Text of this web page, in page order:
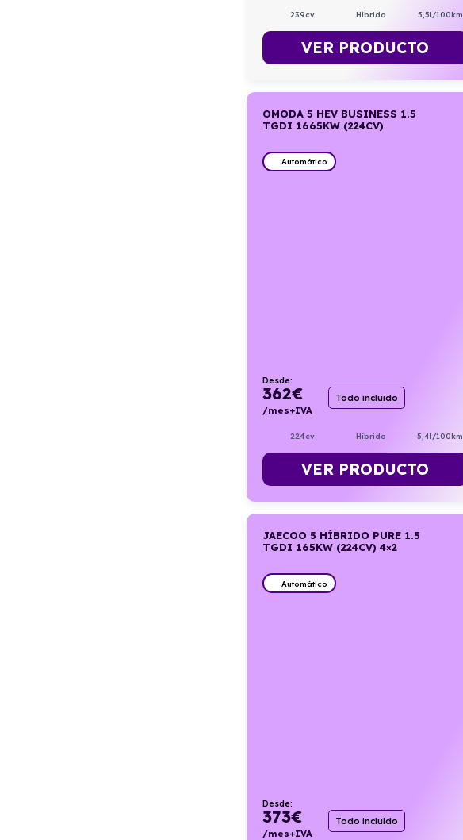
239cv Híbrido 5,5l/100km
VER PRODUCTO
OMODA 5 HEV BUSINESS 1.5
TGDI 1665KW (224CV)
Automático
Desde:
362€
/mes+IVA
Todo incluido
224cv Híbrido 5,4l/100km
VER PRODUCTO
JAECOO 5 HÍBRIDO PURE 1.5
TGDI 165KW (224CV) 4×2
Automático
Desde:
373€
/mes+IVA
Todo incluido